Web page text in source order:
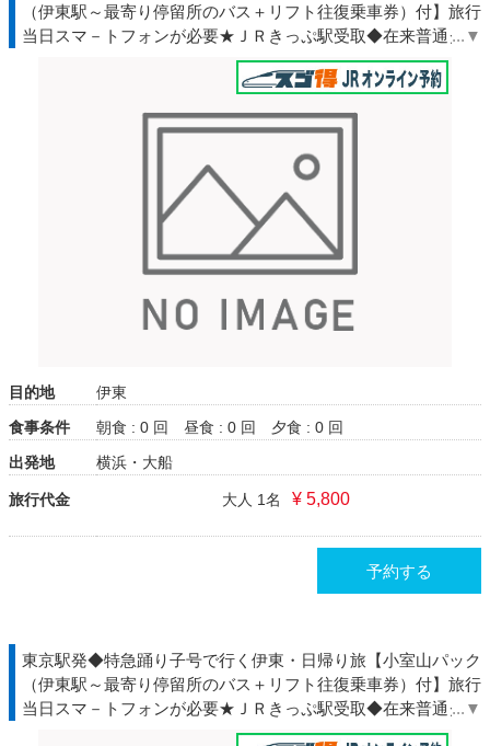
（伊東駅～最寄り停留所のバス＋リフト往復乗車券）付】旅行
当日スマ－トフォンが必要★ＪＲきっぷ駅受取◆在来普通グリ
目的地
伊東
食事条件
朝食 : 0 回 昼食 : 0 回
夕食 : 0 回
出発地
横浜・大船
旅行代金 大人 1名 ¥ 5,800
予約する
東京駅発◆特急踊り子号で行く伊東・日帰り旅【小室山パック
（伊東駅～最寄り停留所のバス＋リフト往復乗車券）付】旅行
当日スマ－トフォンが必要★ＪＲきっぷ駅受取◆在来普通グリ